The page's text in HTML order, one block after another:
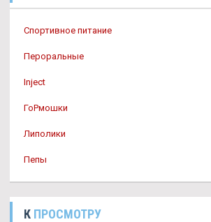
Спортивное питание
Пероральные
Inject
ГоРмошки
Липолики
Пепы
К ПРОСМОТРУ